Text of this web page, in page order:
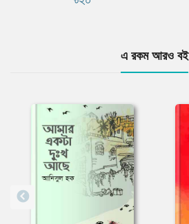
এ রকম আরও বই